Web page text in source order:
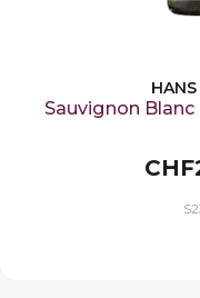
HANS
Sauvignon